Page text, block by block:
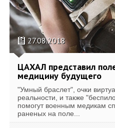
27.08.2018
ЦАХАЛ представил
медицину будущего
"Умный браслет", очки
реальности, и также
помогут военным медикам
раненых на поле...